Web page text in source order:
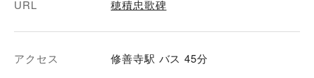
URL 穂積忠歌碑
アクセス 修善寺駅 バス 45分